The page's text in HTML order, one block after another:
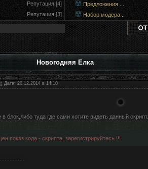
Репутация [4]
Репутация [3]
Предложения ...
Набор модера...
Новогодняя Елка
Дата: 20.12.2014 в 14:10
в блок,либо туда где сами хотите видеть данный скрипт.
показ кода - скрипта, зарегистрируйтесь !!!